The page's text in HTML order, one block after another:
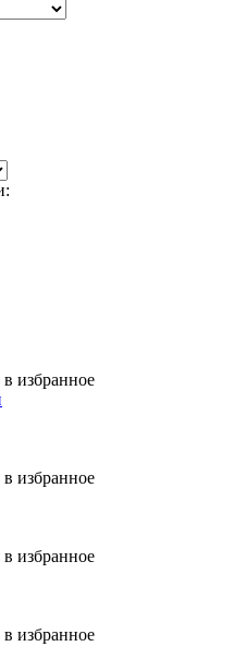
избранное
избранное
избранное
избранное